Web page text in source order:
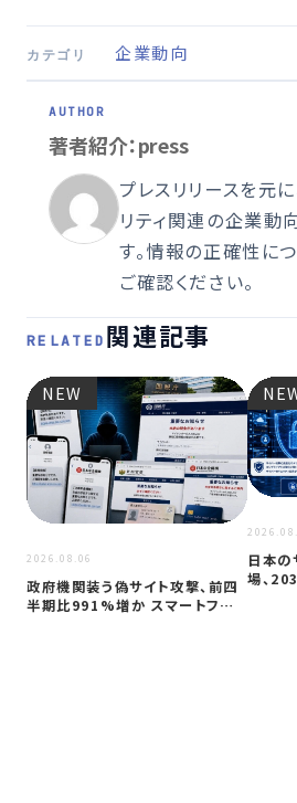
カテゴリ 企業動向
著者紹介：press
プレスリリースを元
リティ関連の企業動
す。情報の正確性に
ご確認ください。
RELATED 関連記事
NEW
2026.08.06
政府機関装う偽サイト攻撃、前四
半期比991%増か スマートフォン
日本の
場、